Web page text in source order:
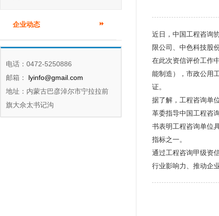
企业动态
电话：0472-5250886
邮箱：
lyinfo@gmail.com
地址：内蒙古巴彦淖尔市宁拉拉前
旗大佘太书记沟
近日，中国工程咨询
限公司、中色科技股
在此次资信评价工作
能制造），市政公用
证。
据了解，工程咨询单
革委指导中国工程咨
书表明工程咨询单位
指标之一。
通过工程咨询甲级资
行业影响力、推动企